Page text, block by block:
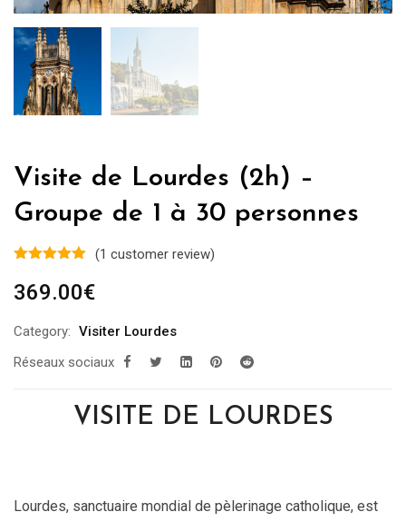
Visite de Lourdes (2h) –
Groupe de 1 à 30 personnes
(1 customer review)
369.00€
Category: Visiter Lourdes
Réseaux sociaux
VISITE DE LOURDES
Lourdes, sanctuaire mondial de pèlerinage catholique, est